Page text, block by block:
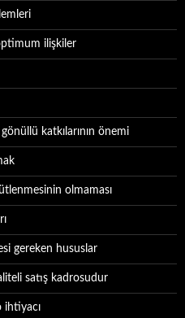
ilişkiler
katkılarının önemi
olmaması
gereken hususlar
satış kadrosudur
ihtiyacı